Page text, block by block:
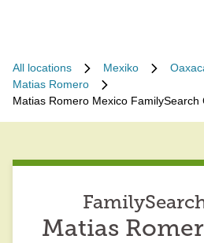
All locations Mexiko
Matias Romero
Matias Romero Mexico FamilySearch
Matias